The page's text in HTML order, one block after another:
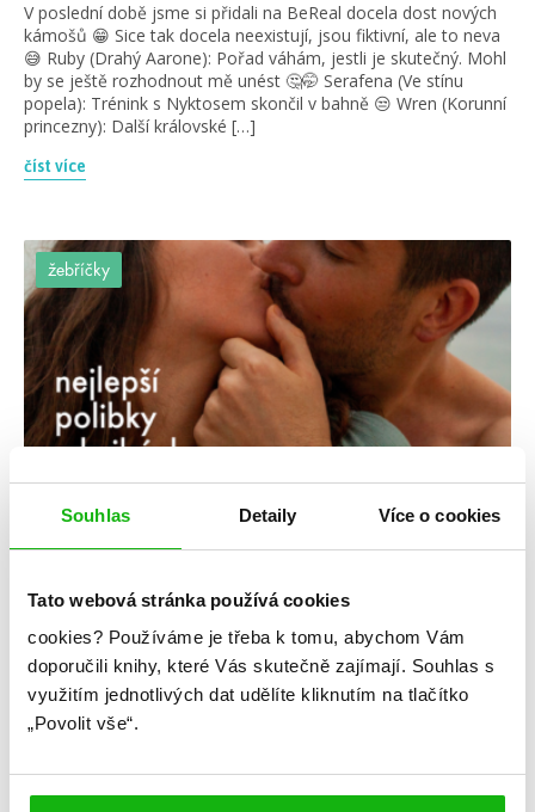
Souhlas Detaily Více o cookies
Tato webová stránka používá cookies
cookies? Používáme je třeba k tomu, abychom Vám
doporučili knihy, které Vás skutečně zajímají. Souhlas s
využitím jednotlivých dat udělíte kliknutím na tlačítko
„Povolit vše“.
V poslední době jsme si přidali na BeReal docela dost nových
kámošů 😁 Sice tak docela neexistují, jsou fiktivní, ale to neva
😅 Ruby (Drahý Aarone): Pořad váhám, jestli je skutečný. Mohl
by se ještě rozhodnout mě unést 🤔🤭 Serafena (Ve stínu
popela): Trénink s Nyktosem skončil v bahně 😒 Wren (Korunní
princezny): Další královské […]
číst více
žebříčky
7 nejlepších polibků ve fantasy knihách
Polibky rozhodně nejsou výsadou romantických contemporary
knih, a dneska vám to hodláme dokázat. Nechte se očarovat
sedmi polibky z fantasy knížek, které rozhodně stojí za
přečtení. Předem upozorňujeme, že pasáže můžou částečně
vyzrazovat zápletku! Ve stínu popela Aneb když jste tak